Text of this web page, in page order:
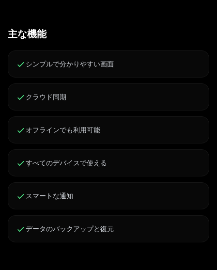
ウンロードして、AI の未来をすぐに体験してください! サ
間前に、iTunes アカウントにサブスクリプション更新料
iTunes アカウント設定に移動して、サブスクリプション
確認されると、iTunes アカウントに請求されます。無料
ます。 サブスクリプションは、以下のリンクからキャン
terms-of-use プライバシー ポリシー:
主な機能
シンプルで分かりやすい画面
クラウド同期
オフラインでも利用可能
すべてのデバイスで使える
スマートな通知
データのバックアップと復元